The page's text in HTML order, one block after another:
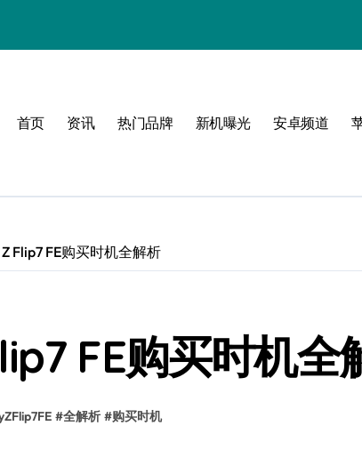
玩出潮流范
首页 资讯 热门品牌 新机曝光 安卓频道
Flip7 FE购买时机全解析
FE购买时机全
#全解析 #购买时机